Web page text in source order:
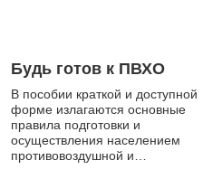
Будь готов к ПВХО
В пособии краткой и доступной
форме излагаются основные
правила подготовки и
осуществления населением
противовоздушной и